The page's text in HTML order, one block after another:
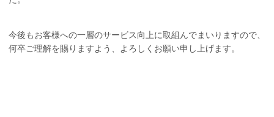
今後もお客様への一層のサービス向上に取組んでまいりますので、
何卒ご理解を賜りますよう、よろしくお願い申し上げます。